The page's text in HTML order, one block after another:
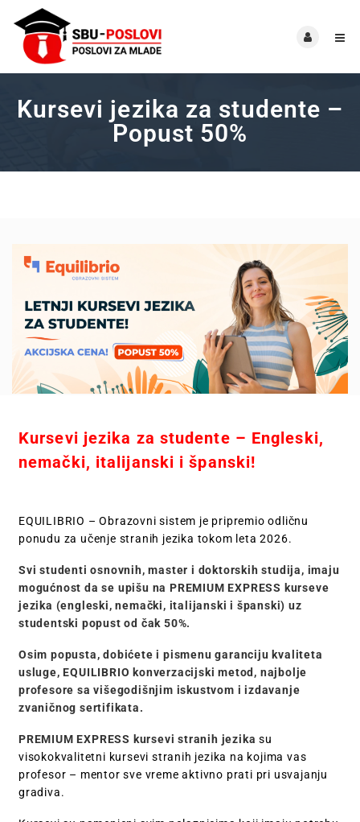
Kursevi jezika za studente –
Popust 50%
Kursevi jezika za studente – Engleski,
nemački, italijanski i španski!
EQUILIBRIO – Obrazovni sistem je pripremio odličnu
ponudu za učenje stranih jezika tokom leta 2026.
Svi studenti osnovnih, master i doktorskih studija, imaju
mogućnost da se upišu na PREMIUM EXPRESS kurseve
jezika (engleski, nemački, italijanski i španski) uz
studentski popust od čak 50%.
Osim popusta, dobićete i pismenu garanciju kvaliteta
usluge, EQUILIBRIO konverzacijski metod, najbolje
profesore sa višegodišnjim iskustvom i izdavanje
zvaničnog sertifikata.
PREMIUM EXPRESS kursevi stranih jezika su
visokokvalitetni kursevi stranih jezika na kojima vas
profesor – mentor sve vreme aktivno prati pri usvajanju
gradiva.